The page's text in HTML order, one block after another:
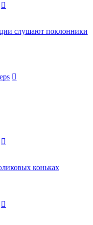
слушают поклонники
коньках